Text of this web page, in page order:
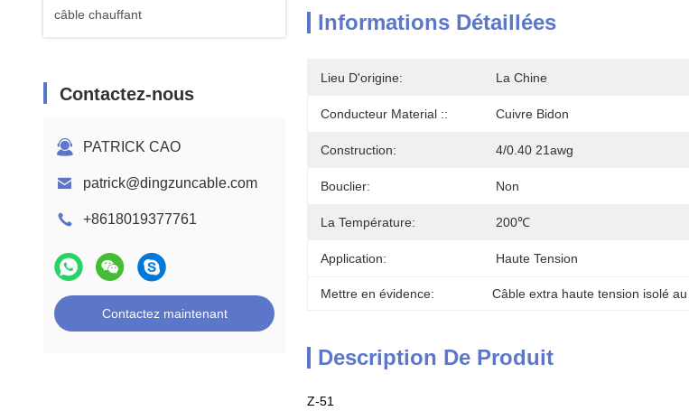
câble chauffant
Contactez-nous
PATRICK CAO
patrick@dingzuncable.com
+8618019377761
Contactez maintenant
Informations Détaillées
Lieu D'origine: La Chine
Conducteur Material :: Cuivre Bidon
Construction: 4/0.40 21awg
Bouclier: Non
La Température: 200℃
Application: Haute Tension
Mettre en évidence: Câble extra haute tension isolé
Description De Produit
Z-51